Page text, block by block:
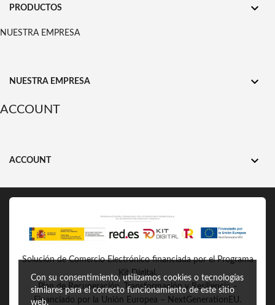
Con su consentimiento, utilizamos cookies o tecnologías
similares para el correcto funcionamiento de este sitio
web.
PRODUCTOS 
NUESTRA EMPRESA
NUESTRA EMPRESA 
ACCOUNT
ACCOUNT 
Solución de Comercio Electrónico financiada por el Programa
Kit Digital.
Plan de Recuperación, Transformación y Resiliencia –
Financiado por la Unión Europea – NextGenerationEU.